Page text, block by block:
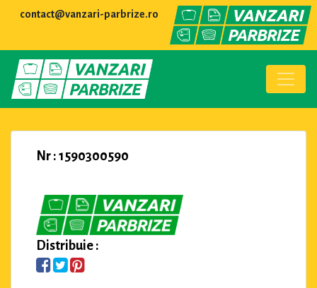
contact@vanzari-parbrize.ro
Nr : 1590300590
Distribuie :